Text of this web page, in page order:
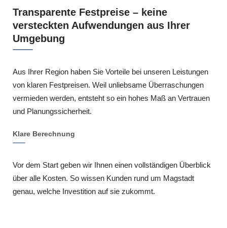
Transparente Festpreise – keine
versteckten Aufwendungen aus Ihrer
Umgebung
Aus Ihrer Region haben Sie Vorteile bei unseren Leistungen
von klaren Festpreisen. Weil unliebsame Überraschungen
vermieden werden, entsteht so ein hohes Maß an Vertrauen
und Planungssicherheit.
Klare Berechnung
Vor dem Start geben wir Ihnen einen vollständigen Überblick
über alle Kosten. So wissen Kunden rund um Magstadt
genau, welche Investition auf sie zukommt.